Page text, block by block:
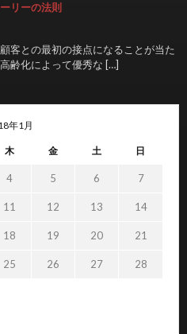
リーの法則
客との最初の接点になることが当た
齢化によって優秀な […]
年1月
木 金 土 日
4 5 6 7
11 12 13 14
18 19 20 21
25 26 27 28